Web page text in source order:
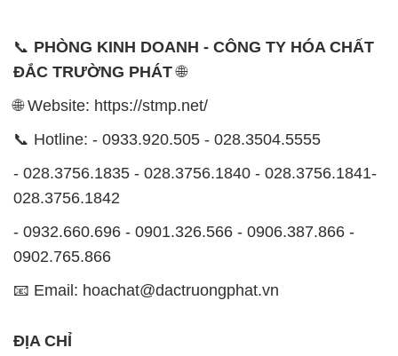
- 028.3756.1835 - 028.3756.1840 - 028.3756.1841-
0902.765.866
📧 Email: hoachat@dactruongphat.vn
ĐỊA CHỈ
1229C Quốc lộ 1A, Phường Bình Trị Đông B,
Quận Bình Tân, TP. Hồ Chí Minh